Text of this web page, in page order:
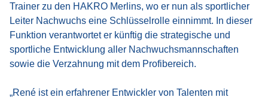
Trainer zu den HAKRO Merlins, wo er nun als sportlicher
Leiter Nachwuchs eine Schlüsselrolle einnimmt. In dieser
Funktion verantwortet er künftig die strategische und
sportliche Entwicklung aller Nachwuchsmannschaften
sowie die Verzahnung mit dem Profibereich.
„René ist ein erfahrener Entwickler von Talenten mit